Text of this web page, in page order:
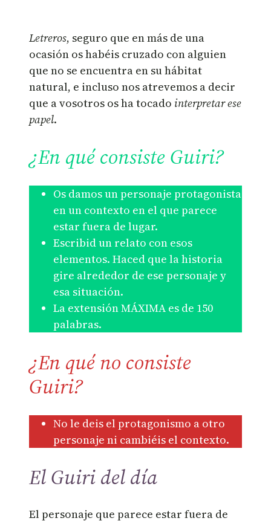
Letreros, seguro que en más de una
ocasión os habéis cruzado con alguien
que no se encuentra en su hábitat
natural, e incluso nos atrevemos a decir
que a vosotros os ha tocado interpretar ese
papel.
¿En qué consiste Guiri?
Os damos un personaje protagonista
en un contexto en el que parece
estar fuera de lugar.
Escribid un relato con esos
elementos. Haced que la historia
gire alrededor de ese personaje y
esa situación.
La extensión MÁXIMA es de 150
palabras.
¿En qué no consiste
Guiri?
No le deis el protagonismo a otro
personaje ni cambiéis el contexto.
El Guiri del día
El personaje que parece estar fuera de